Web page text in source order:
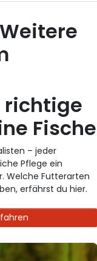
richtige
Fische
– jeder
Pflege ein
Welche Futterarten
erfährst du hier.